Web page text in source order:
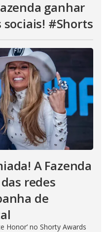
ganhar
#Shorts
A Fazenda
redes
de
Honor’ no Shorty Awards